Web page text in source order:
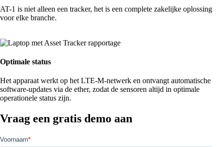
AT-1 is niet alleen een tracker, het is een complete zakelijke oplossing
voor elke branche.
Optimale status
Het apparaat werkt op het LTE-M-netwerk en ontvangt automatische
software-updates via de ether, zodat de sensoren altijd in optimale
operationele status zijn.
Vraag een gratis demo aan